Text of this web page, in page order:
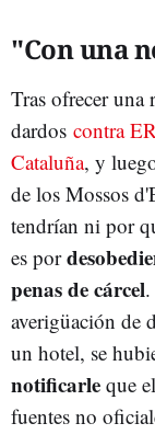
"Con una
Tras ofrecer una
dardos contra
Cataluña, y
de los Mossos
tendrían ni por
es por
penas de cárcel
averigüación de
un hotel, se
notificarle que
fuentes no